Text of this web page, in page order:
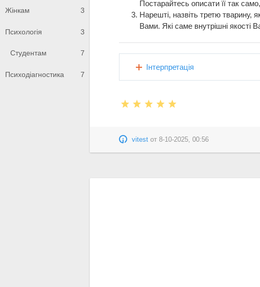
Жінкам 3
Психологія 3
Студентам 7
Психодіагностика 7
Постарайтесь описати її так
Нарешті, назвіть третю тварину,
Вами. Які саме внутрішні якості
Інтерпретація
vitest от8-10-2025, 00:56